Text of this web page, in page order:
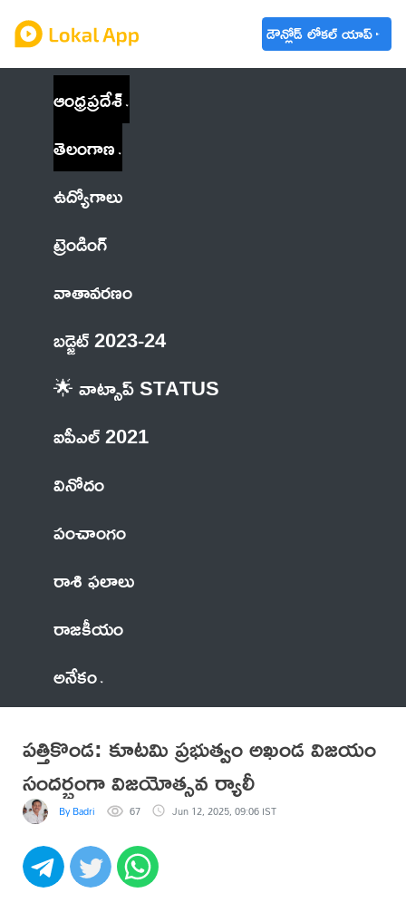
డౌన్లోడ్ లోకల్ యాప్
ఆంధ్రప్రదేశ్
తెలంగాణ
ఉద్యోగాలు
ట్రెండింగ్
వాతావరణం
బడ్జెట్ 2023-24
🌟 వాట్సాప్ STATUS
ఐపీఎల్ 2021
వినోదం
పంచాంగం
రాశి ఫలాలు
రాజకీయం
అనేకం
పత్తికొండ: కూటమి ప్రభుత్వం అఖండ విజయం
సందర్భంగా విజయోత్సవ ర్యాలీ
By Badri 67 Jun 12, 2025, 09:06 IST